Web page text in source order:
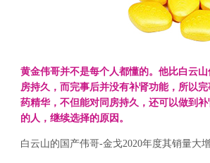
黄金伟哥并不是每个人都懂的。他比白云
房持久，而完事后并没有补肾功能，所以
药精华，不但能对同房持久，还可以做到
的人，继续选择的原因。
白云山的国产伟哥-金戈2020年度其销量大